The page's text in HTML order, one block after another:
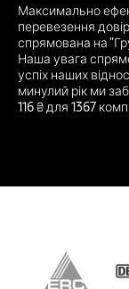
Максимально
перевезення
спрямована на
Наша увага
успіх наших
минулий рік ми
116 ₴ для 1367